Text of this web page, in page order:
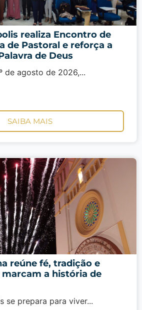
realiza Encontro de
de Pastoral e reforça a
de Deus
de agosto de 2026,...
SAIBA MAIS
reúne fé, tradição e
a história de
se prepara para viver...